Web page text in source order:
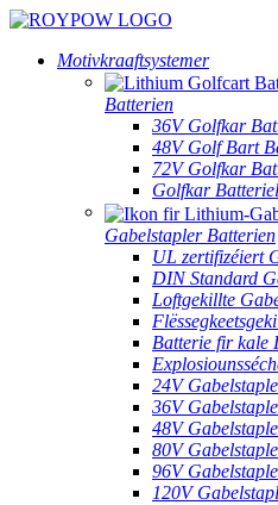
Motivkraaftsystemer
Batterien
36V Golfkar
48V Golf Bart
72V Golfkar
Golfkar
Gabelstapler Batterien
UL zertifizéiert
DIN Standard
Loftgekillte
Batterie fir kale
24V
36V
48V
80V
96V
120V